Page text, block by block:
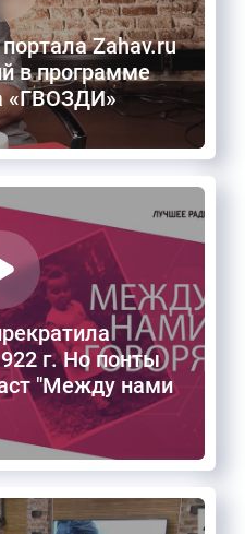
Zahav.ru
в программе
«ГВОЗДИ»
г. Но понты
"Между нами